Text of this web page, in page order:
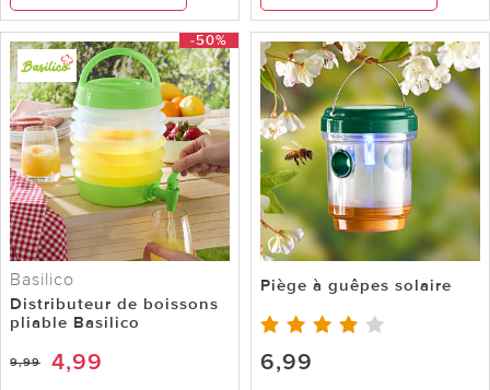
-50%
Basilico
Distributeur de boissons
pliable Basilico
9,99 4,99
Piège à guêpes solaire
6,99